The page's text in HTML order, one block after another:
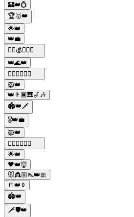
🏰👑💍
🏆🥇👑
🌟👑
👑💼
🕵️‍♂️💰💼🔫👑
👑🌊👑
🕵️‍♂️🔫👑🚬💼
🦁👑
👑👨🏿🎹🎷🎶
🏟️👑🗡️
🎖️👑💼
🦁👑
🕵️‍♂️🔫👑🚬🍝
🌟👑
🖤👑👹
🐭👸🏼👠👑🎀
📒👑⚱️
🏟️👑
🗡️🛡️👑